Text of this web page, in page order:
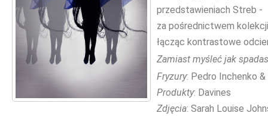
przedstawieniach Streb -
za pośrednictwem
łącząc kontrastowe
Zamiast myśleć jak
Fryzury: Pedro Inchenko
Produkty: Davines
Zdjęcia: Sarah Louise